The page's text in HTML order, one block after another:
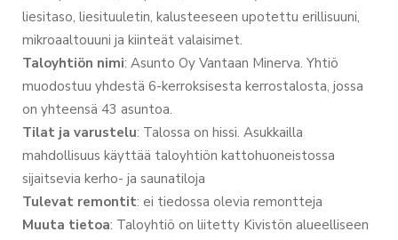
liesitaso, liesituuletin, kalusteeseen upotettu erillisuuni,
mikroaaltouuni ja kiinteät valaisimet.
Taloyhtiön nimi: Asunto Oy Vantaan Minerva. Yhtiö
muodostuu yhdestä 6-kerroksisesta kerrostalosta, jossa
on yhteensä 43 asuntoa.
Tilat ja varustelu: Talossa on hissi. Asukkailla
mahdollisuus käyttää taloyhtiön kattohuoneistossa
sijaitsevia kerho- ja saunatiloja
Tulevat remontit: ei tiedossa olevia remontteja
Muuta tietoa: Taloyhtiö on liitetty Kivistön alueelliseen